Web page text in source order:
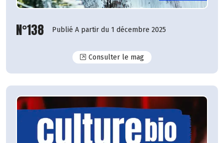
N°138 Publié A partir du 1 décembre 2025
Consulter le magN°138